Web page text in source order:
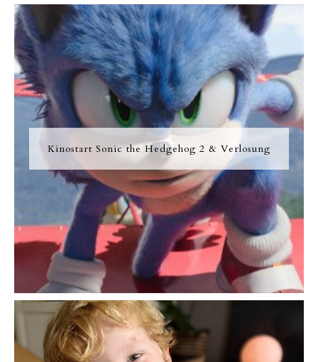
Kinostart Sonic the Hedgehog 2 & Verlosung